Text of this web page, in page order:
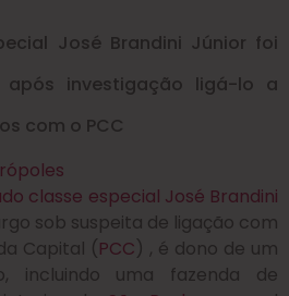
José Brandini Júnior foi
investigação ligá-lo a
com o PCC
classe especial José Brandini
sob suspeita de ligação com
Capital (PCC) , é dono de um
incluindo uma fazenda de